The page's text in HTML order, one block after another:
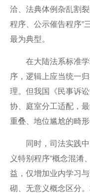
洽、法典体例杂乱割
程序、公示催告程序”
最为典型。
在大陆法系标准
序，逻辑上应当统一
理。但我国《民事诉
协、庭室分工适配，
重叠、地位尴尬的畸形
同时，司法实践
义特别程序”概念混淆
益，仅增加业内学习
砌、无意义概念区分